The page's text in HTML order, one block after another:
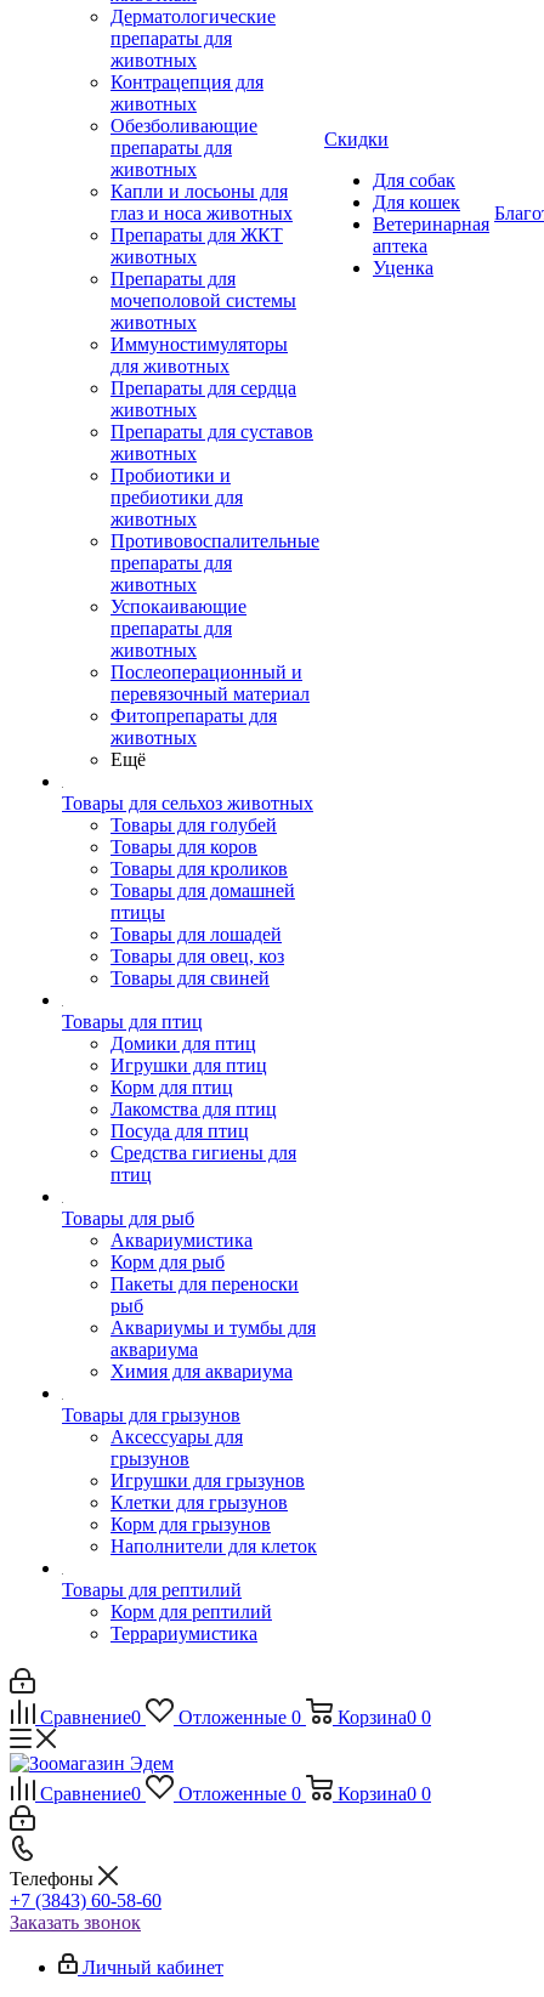
Дерматологические
препараты для
животных
Контрацепция для
животных
Обезболивающие
препараты для
животных
Капли и лосьоны для
глаз и носа животных
Препараты для ЖКТ
животных
Препараты для
мочеполовой системы
животных
Иммуностимуляторы
для животных
Препараты для сердца
животных
Препараты для суставов
животных
Пробиотики и
пребиотики для
животных
Противовоспалительные
препараты для
животных
Успокаивающие
препараты для
животных
Послеоперационный и
перевязочный материал
Фитопрепараты для
животных
Ещё
Товары для сельхоз животных
Товары для голубей
Товары для коров
Товары для кроликов
Товары для домашней
птицы
Товары для лошадей
Товары для овец, коз
Товары для свиней
Товары для птиц
Домики для птиц
Игрушки для птиц
Корм для птиц
Лакомства для птиц
Посуда для птиц
Средства гигиены для
птиц
Товары для рыб
Аквариумистика
Корм для рыб
Пакеты для переноски
рыб
Аквариумы и тумбы для
аквариума
Химия для аквариума
Товары для грызунов
Аксессуары для
грызунов
Игрушки для грызунов
Клетки для грызунов
Корм для грызунов
Наполнители для клеток
Товары для рептилий
Корм для рептилий
Террариумистика
Скидки
Для собак
Для кошек
Ветеринарная
аптека
Уценка
Сравнение0 Отложенные 0 Корзина0 0
Сравнение0 Отложенные 0 Корзина0 0
Телефоны
+7 (3843) 60-58-60
Заказать звонок
Личный кабинет